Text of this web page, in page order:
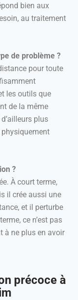
bien aux
au traitement
de problème ?
pour toute
les outils que
de la même
plus
?
À court terme,
il crée aussi une
et il perturbe
ce n’est pas
à ne plus en avoir
précoce à